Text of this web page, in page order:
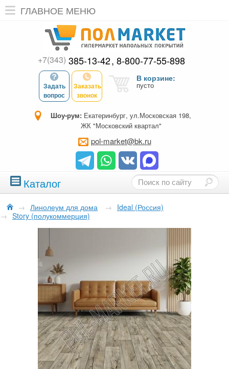
ГЛАВНОЕ МЕНЮ
+7(343) 385-13-42 8-800-77-55-898
Задать
вопрос
Заказать
звонок
В корзине:
пусто
Шоу-рум: Екатеринбург, ул.Московская 198,
ЖК "Московский квартал"
pol-market@bk.ru
Каталог
→ Линолеум для дома → Ideal (Россия)
→ Story (полукоммерция)